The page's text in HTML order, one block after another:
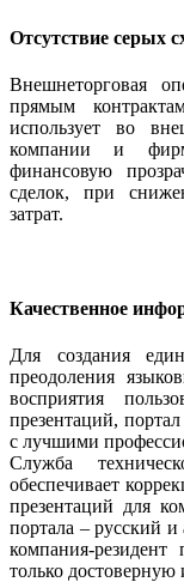
Отсутствие серых
Внешнеторговая
прямым
использует во
компании и
финансовую
сделок, при
затрат.
Качественное
Для создания
преодоления
восприятия
презентаций,
с лучшими
Служба
обеспечивает
презентаций для
портала – русский
компания-резидент
только